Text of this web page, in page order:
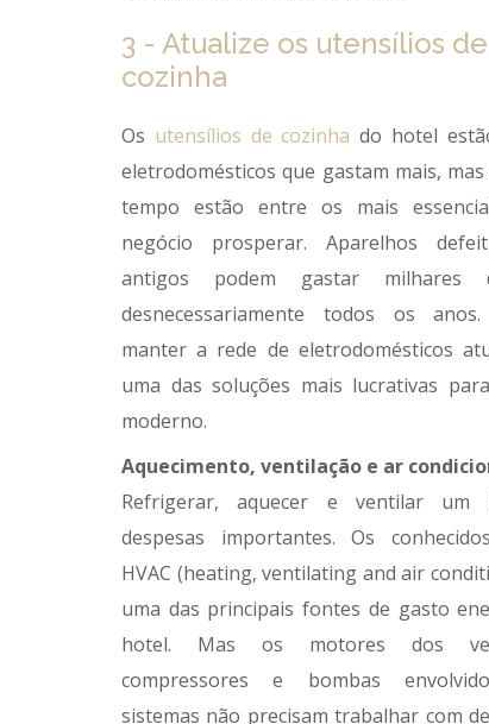
3 - Atualize os utensílios de
cozinha
Os utensílios de cozinha do hotel
eletrodomésticos que gastam mais,
tempo estão entre os mais
negócio prosperar. Aparelhos
antigos podem gastar milhares
desnecessariamente todos os
manter a rede de eletrodomésticos
uma das soluções mais lucrativas
moderno.
Aquecimento, ventilação e ar
Refrigerar, aquecer e ventilar um
despesas importantes. Os
HVAC (heating, ventilating and air
uma das principais fontes de gasto
hotel. Mas os motores dos
compressores e bombas
sistemas não precisam trabalhar com